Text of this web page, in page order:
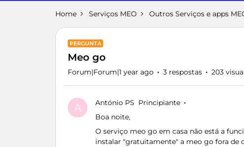
Home Serviços MEO Outros Serviços e apps
PERGUNTA
Meo go
Forum|Forum|1 year ago 3 respostas 203
A António PS Principiante
Boa noite,
O serviço meo go em casa não está a
instalar "gratuitamente" a meo go fora de